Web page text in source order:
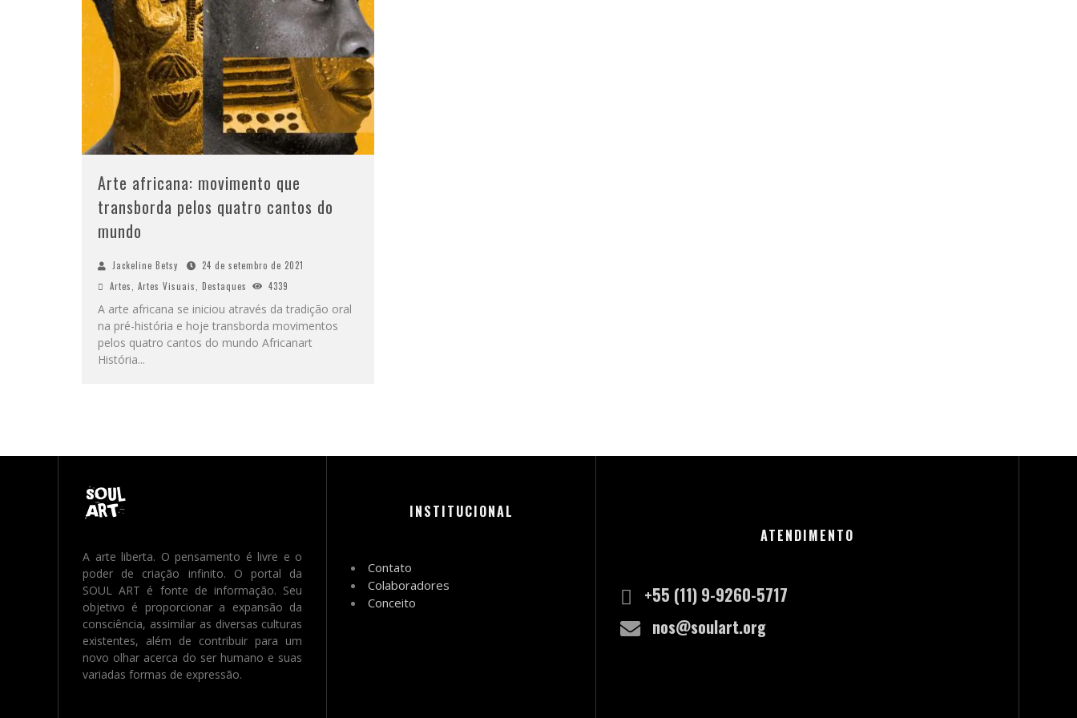
Arte africana: movimento que
transborda pelos quatro cantos do
mundo
Jackeline Betsy
24 de setembro de 2021
Artes
Artes Visuais Destaques 4339
A arte africana se iniciou através da tradição oral
na pré-história e hoje transborda movimentos
pelos quatro cantos do mundo Africanart
História...
A arte liberta. O pensamento é livre e o
poder de criação infinito. O portal da
SOUL ART é fonte de informação. Seu
objetivo é proporcionar a expansão da
consciência, assimilar as diversas culturas
existentes, além de contribuir para um
novo olhar acerca do ser humano e suas
variadas formas de expressão.
INSTITUCIONAL
Contato
Colaboradores
Conceito
ATENDIMENTO
+55 (11) 9-9260-5717
nos@soulart.org